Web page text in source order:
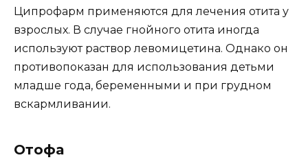
Ципрофарм применяются для лечения отита у
взрослых. В случае гнойного отита иногда
используют раствор левомицетина. Однако он
противопоказан для использования детьми
младше года, беременными и при грудном
вскармливании.
Отофа